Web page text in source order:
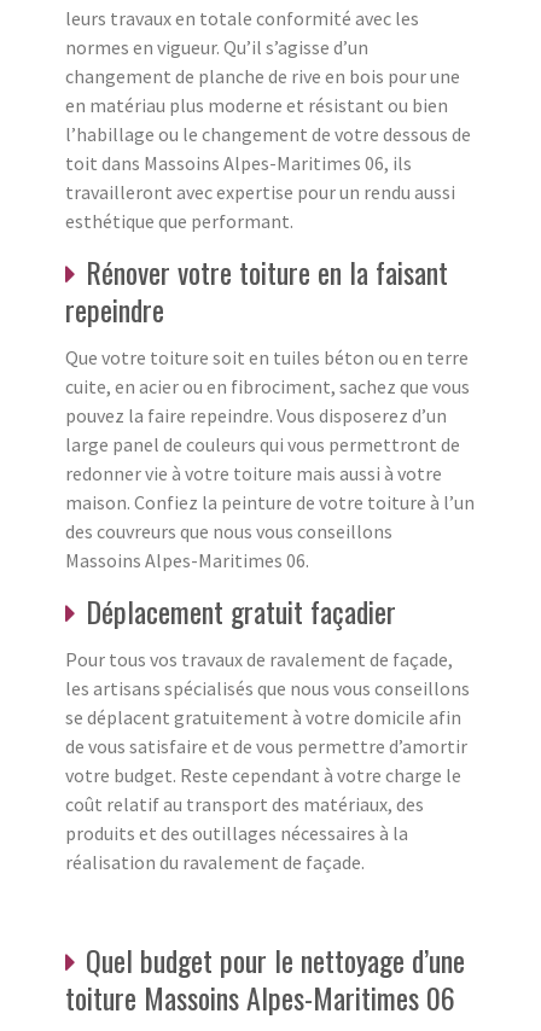
leurs travaux en totale conformité avec les
normes en vigueur. Qu’il s’agisse d’un
changement de planche de rive en bois pour une
en matériau plus moderne et résistant ou bien
l’habillage ou le changement de votre dessous de
toit dans Massoins Alpes-Maritimes 06, ils
travailleront avec expertise pour un rendu aussi
esthétique que performant.
Rénover votre toiture en la faisant
repeindre
Que votre toiture soit en tuiles béton ou en terre
cuite, en acier ou en fibrociment, sachez que vous
pouvez la faire repeindre. Vous disposerez d’un
large panel de couleurs qui vous permettront de
redonner vie à votre toiture mais aussi à votre
maison. Confiez la peinture de votre toiture à l’un
des couvreurs que nous vous conseillons
Massoins Alpes-Maritimes 06.
Déplacement gratuit façadier
Pour tous vos travaux de ravalement de façade,
les artisans spécialisés que nous vous conseillons
se déplacent gratuitement à votre domicile afin
de vous satisfaire et de vous permettre d’amortir
votre budget. Reste cependant à votre charge le
coût relatif au transport des matériaux, des
produits et des outillages nécessaires à la
réalisation du ravalement de façade.
Quel budget pour le nettoyage d’une
toiture Massoins Alpes-Maritimes 06